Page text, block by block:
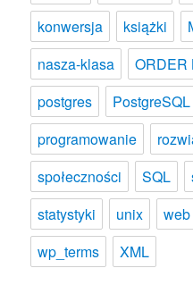
konwersja
książki
nasza-klasa
ORDER
postgres
PostgreSQL
programowanie
społeczności
SQL
statystyki
unix
wp_terms
XML